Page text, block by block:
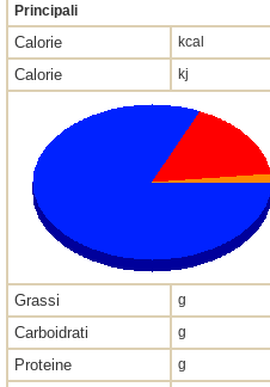
Principali
Calorie kcal
Calorie kj
Grassi g
Carboidrati g
Proteine g